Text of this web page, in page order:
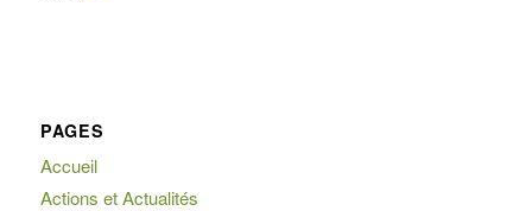
PAGES
Accueil
Actions et Actualités